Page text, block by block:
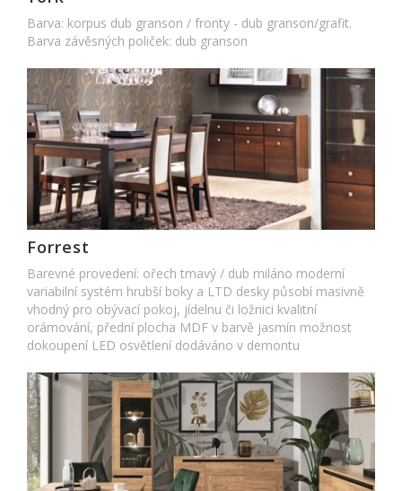
Barva: korpus dub granson / fronty - dub granson/grafit.
Barva závěsných poliček: dub granson
Forrest
Barevné provedení: ořech tmavý / dub miláno moderní
variabilní systém hrubší boky a LTD desky působí masivně
vhodný pro obývací pokoj, jídelnu či ložnici kvalitní
orámování, přední plocha MDF v barvě jasmín možnost
dokoupení LED osvětlení dodáváno v demontu